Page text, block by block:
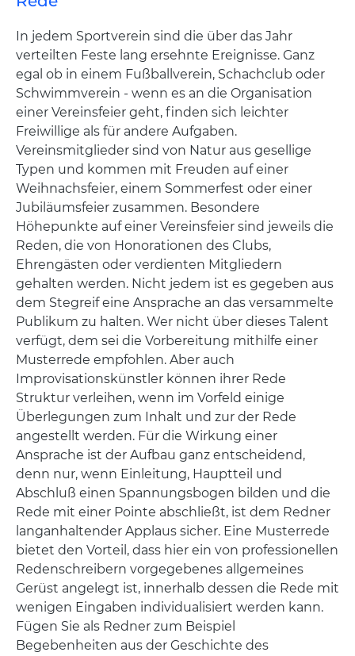
In jedem Sportverein sind die über das Jahr
verteilten Feste lang ersehnte Ereignisse. Ganz
egal ob in einem Fußballverein, Schachclub oder
Schwimmverein - wenn es an die Organisation
einer Vereinsfeier geht, finden sich leichter
Freiwillige als für andere Aufgaben.
Vereinsmitglieder sind von Natur aus gesellige
Typen und kommen mit Freuden auf einer
Weihnachsfeier, einem Sommerfest oder einer
Jubiläumsfeier zusammen. Besondere
Höhepunkte auf einer Vereinsfeier sind jeweils die
Reden, die von Honorationen des Clubs,
Ehrengästen oder verdienten Mitgliedern
gehalten werden. Nicht jedem ist es gegeben aus
dem Stegreif eine Ansprache an das versammelte
Publikum zu halten. Wer nicht über dieses Talent
verfügt, dem sei die Vorbereitung mithilfe einer
Musterrede empfohlen. Aber auch
Improvisationskünstler können ihrer Rede
Struktur verleihen, wenn im Vorfeld einige
Überlegungen zum Inhalt und zur der Rede
angestellt werden. Für die Wirkung einer
Ansprache ist der Aufbau ganz entscheidend,
denn nur, wenn Einleitung, Hauptteil und
Abschluß einen Spannungsbogen bilden und die
Rede mit einer Pointe abschließt, ist dem Redner
langanhaltender Applaus sicher. Eine Musterrede
bietet den Vorteil, dass hier ein von professionellen
Redenschreibern vorgegebenes allgemeines
Gerüst angelegt ist, innerhalb dessen die Rede mit
wenigen Eingaben individualisiert werden kann.
Fügen Sie als Redner zum Beispiel
Begebenheiten aus der Geschichte des